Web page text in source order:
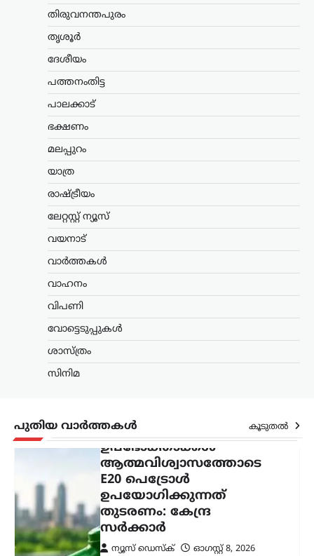
തിരുവനന്തപുരം
തൃശൂർ
ദേശീയം
പത്തനംതിട്ട
പാലക്കാട്
ഭക്ഷണം
മലപ്പുറം
യാത്ര
രാഷ്ട്രീയം
ലേറ്റസ്റ്റ് ന്യൂസ്
വയനാട്
വാർത്തകൾ
വാഹനം
വിപണി
വോട്ടെടുപ്പുകൾ
ശാസ്ത്രം
സിനിമ
പുതിയ വാർത്തകൾ കൂടുതൽ
നിൽക്കുമെന്ന് ഉറപ്പ്
നൽകാനും സമയം
കണ്ടെത്തുന്നു: ഉദ്ധവ്
രൂക്ഷ വിമർശനവുമായി ശിവസേന
രാജ്യത്ത് പ്രതിഷേധിക്കുന്ന യുവാക്കളുടെ
വിട്ട്…
കേരളം
പിന്തുണവേണ്ട, പിന്നില്‍
നിന്ന് കുത്തരുത്; എംവി
ജയരാജനെതിരെ
പൊലീസിനെ ഭീഷണിപ്പെടുത്തിയ
കേസിൽ ഒളിവിൽ കഴിയുന്ന അർജുൻ
ട്രെൻഡിംഗ് ലേറ്റസ്റ്റ് ന്യൂസ്
ഉപഭോക്താക്കൾ
ആത്മവിശ്വാസത്തോടെ
E20 പെട്രോൾ
ഉപയോഗിക്കുന്നത്
തുടരണം: കേന്ദ്ര
സർക്കാർ
ന്യൂസ് ഡെസ്ക്
ഓഗസ്റ്റ്‌ 8, 2026